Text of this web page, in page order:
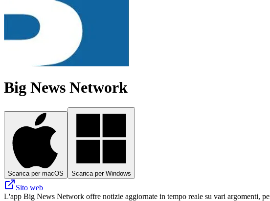
Big News Network
Scarica per macOS Scarica per Windows
Sito web
L'app Big News Network offre notizie aggiornate in tempo reale su vari argomenti,